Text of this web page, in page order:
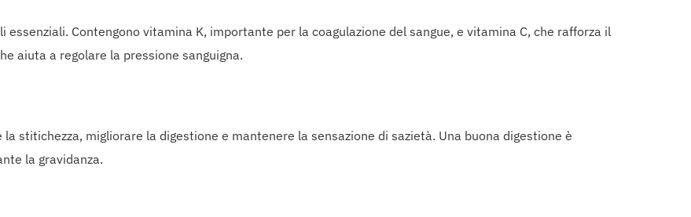
Contengono vitamina K, importante per la coagulazione del sangue, e vitamina C, che rafforza il
aiuta a regolare la pressione sanguigna.
stitichezza, migliorare la digestione e mantenere la sensazione di sazietà. Una buona digestione è
la gravidanza.